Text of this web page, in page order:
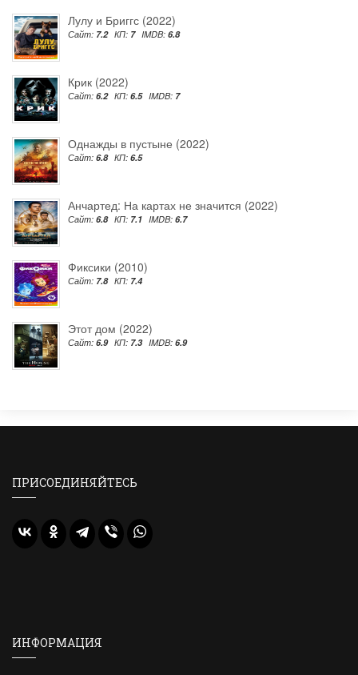
Лулу и Бриггс (2022)
Сайт: 7.2 КП: 7 IMDB: 6.8
Крик (2022)
Сайт: 6.2 КП: 6.5 IMDB: 7
Однажды в пустыне (2022)
Сайт: 6.8 КП: 6.5
Анчартед: На картах не значится (2022)
Сайт: 6.8 КП: 7.1 IMDB: 6.7
Фиксики (2010)
Сайт: 7.8 КП: 7.4
Этот дом (2022)
Сайт: 6.9 КП: 7.3 IMDB: 6.9
ПРИСОЕДИНЯЙТЕСЬ
ИНФОРМАЦИЯ